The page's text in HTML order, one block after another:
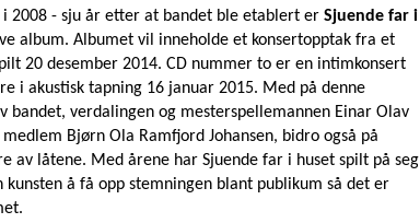
2008 - sju år etter at bandet ble etablert er Sjuende far i
album. Albumet vil inneholde et konsertopptak fra et
20 desember 2014. CD nummer to er en intimkonsert
i akustisk tapning 16 januar 2015. Med på denne
bandet, verdalingen og mesterspellemannen Einar Olav
Bjørn Ola Ramfjord Johansen, bidro også på
av låtene. Med årene har Sjuende far i huset spilt på seg
å få opp stemningen blant publikum så det er